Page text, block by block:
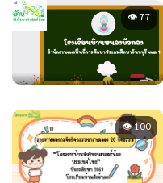
👁 77
👁 100